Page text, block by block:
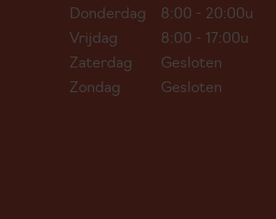
Donderdag
8:00 - 20:00u
Vrijdag
8:00 - 17:00u
Zaterdag
Gesloten
Zondag
Gesloten